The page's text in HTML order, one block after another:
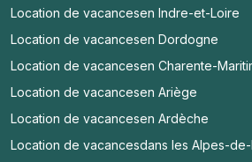
Location de vacancesen Indre-et-Loire
Location de vacancesen Dordogne
Location de vacancesen Charente-
Location de vacancesen Ariège
Location de vacancesen Ardèche
Location de vacancesdans les Alpes-